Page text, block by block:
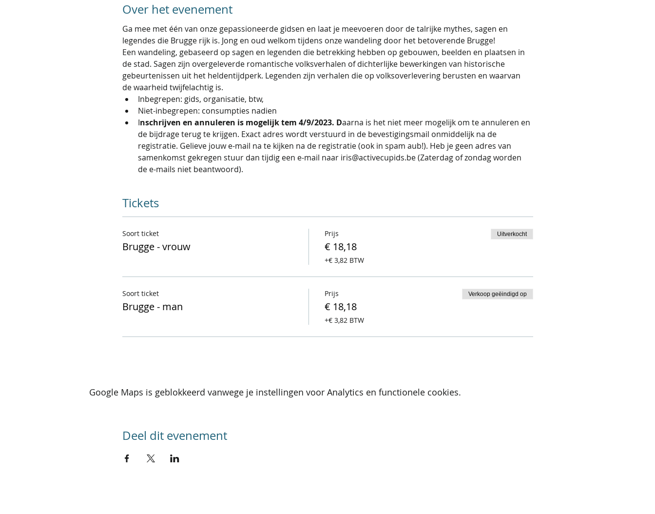
Over het evenement
Ga mee met één van onze gepassioneerde gidsen en laat je meevoeren door de talrijke mythes, sagen en
legendes die Brugge rijk is. Jong en oud welkom tijdens onze wandeling door het betoverende Brugge!
Een wandeling, gebaseerd op sagen en legenden die betrekking hebben op gebouwen, beelden en plaatsen in
de stad. Sagen zijn overgeleverde romantische volksverhalen of dichterlijke bewerkingen van historische
gebeurtenissen uit het heldentijdperk. Legenden zijn verhalen die op volksoverlevering berusten en waarvan
de waarheid twijfelachtig is.
Inbegrepen: gids, organisatie, btw,
Niet-inbegrepen: consumpties nadien
Inschrijven en annuleren is mogelijk tem 4/9/2023. Daarna is het niet meer mogelijk om te annuleren en
de bijdrage terug te krijgen. Exact adres wordt verstuurd in de bevestigingsmail onmiddelijk na de
registratie. Gelieve jouw e-mail na te kijken na de registratie (ook in spam aub!). Heb je geen adres van
samenkomst gekregen stuur dan tijdig een e-mail naar iris@activecupids.be (Zaterdag of zondag worden
de e-mails niet beantwoord).
Tickets
Soort ticket
Brugge - vrouw
Prijs
€ 18,18
+€ 3,82 BTW
Uitverkocht
Soort ticket
Brugge - man
Prijs
€ 18,18
+€ 3,82 BTW
Verkoop geëindigd op
Google Maps is geblokkeerd vanwege je instellingen voor Analytics en functionele cookies.
Deel dit evenement